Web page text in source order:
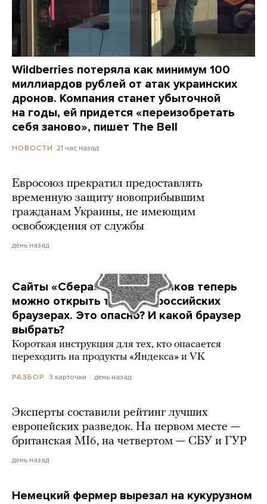
Wildberries потеряла как минимум 100
миллиардов рублей от атак украинских
дронов. Компания станет убыточной
на годы, ей придется «переизобретать
себя заново», пишет The Bell
НОВОСТИ 21 час назад
Евросоюз прекратил предоставлять
временную защиту новоприбывшим
гражданам Украины, не имеющим
освобождения от службы
день назад
Сайты «Сбера» и других банков теперь
можно открыть только в российских
браузерах. Это опасно? И какой браузер
выбрать?
Короткая инструкция для тех, кто опасается
переходить на продукты «Яндекса» и VK
РАЗБОР 3 карточки день назад
Эксперты составили рейтинг лучших
европейских разведок. На первом месте —
британская MI6, на четвертом — СБУ и ГУР
день назад
Немецкий фермер вырезал на кукурузном